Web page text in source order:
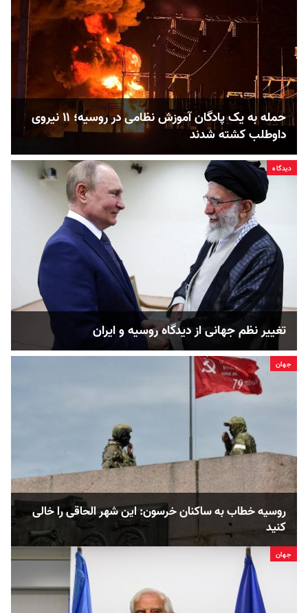
حمله به یک پادگان آموزش نظامی در روسیه؛ ۱۱ نیروی
داوطلب کشته شدند
دیدگاه
تغییر نظم جهانی از دیدگاه روسیه و ایران
جهان
روسیه خطاب به ساکنان خرسون: این شهر الحاقی را خالی
کنید
جهان